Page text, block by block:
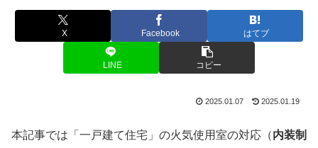
X Facebook はてブ
LINE コピー
2025.01.07 2025.01.19
本記事では「一戸建て住宅」の火気使用室の対応（内装制